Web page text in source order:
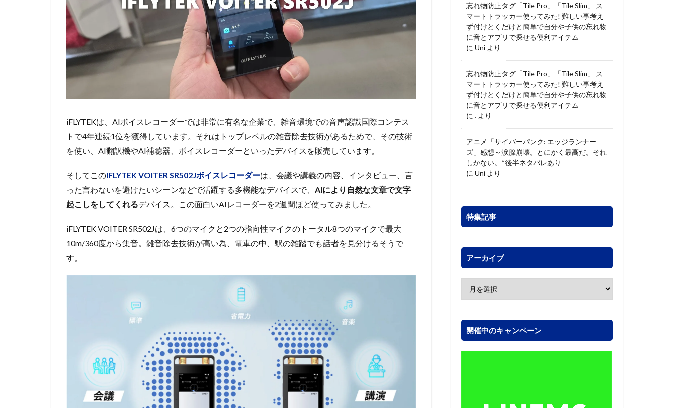
iFLYTEKは、AIボイスレコーダーでは非常に有名な企業で、雑音環境での音声認識国際コンテス
トで4年連続1位を獲得しています。それはトップレベルの雑音除去技術があるためで、その技術
を使い、AI翻訳機やAI補聴器、ボイスレコーダーといったデバイスを販売しています。
そしてこのiFLYTEK VOITER SR502Jボイスレコーダーは、会議や講義の内容、インタビュー、言
った言わないを避けたいシーンなどで活躍する多機能なデバイスで、 AIにより自然な文章で文字
起こしをしてくれるデバイス。この面白いAIレコーダーを2週間ほど使ってみました。
iFLYTEK VOITER SR502Jは、6つのマイクと2つの指向性マイクのトータル8つのマイクで最大
10m/360度から集音。雑音除去技術が高い為、電車の中、駅の雑踏でも話者を見分けるそうで
す。
忘れ物防止タグ「Tile Pro」「Tile Slim」 ス
マートトラッカー使ってみた! 難しい事考え
ず付けとくだけと簡単で自分や子供の忘れ物
に音とアプリで探せる便利アイテム
に Uni より
忘れ物防止タグ「Tile Pro」「Tile Slim」 ス
マートトラッカー使ってみた! 難しい事考え
ず付けとくだけと簡単で自分や子供の忘れ物
に音とアプリで探せる便利アイテム
に . より
アニメ「サイバーパンク: エッジランナー
ズ」感想～涙腺崩壊。とにかく最高だ。それ
しかない。*後半ネタバレあり
に Uni より
特集記事
アーカイブ
開催中のキャンペーン